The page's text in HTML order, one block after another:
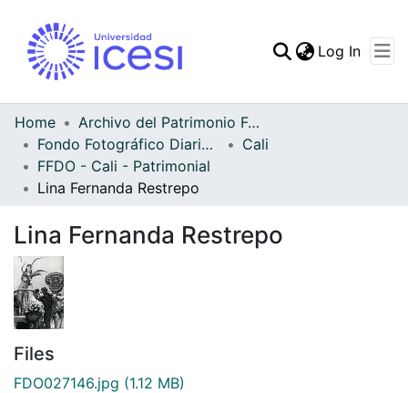
Statistics
Log In
Home
Archivo del Patrimonio Fotográfico y Fílmico del Valle del Cauca
Fondo Fotográfico Diario Occidente
Cali
FFDO - Cali - Patrimonial
Lina Fernanda Restrepo
Lina Fernanda Restrepo
Files
FDO027146.jpg (1.12 MB)